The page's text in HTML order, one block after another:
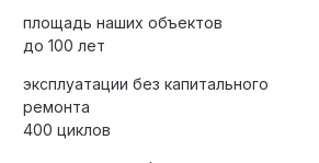
Вакансии
площадь наших объектов
до 100 лет
эксплуатации без капитального
ремонта
400 циклов